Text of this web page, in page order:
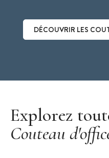
DÉCOUVRIR LES
Explorez
Couteau